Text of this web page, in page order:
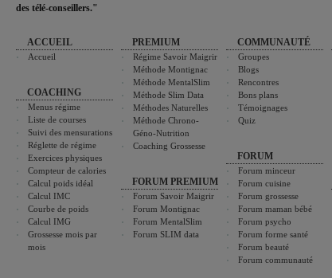
des télé-conseillers."
ACCUEIL
Accueil
COACHING
Menus régime
Liste de courses
Suivi des mensurations
Réglette de régime
Exercices physiques
Compteur de calories
Calcul poids idéal
Calcul IMC
Courbe de poids
Calcul IMG
Grossesse mois par
mois
PREMIUM
Régime Savoir Maigrir
Méthode Montignac
Méthode MentalSlim
Méthode Slim Data
Méthodes Naturelles
Méthode Chrono-
Géno-Nutrition
Coaching Grossesse
FORUM PREMIUM
Forum Savoir Maigrir
Forum Montignac
Forum MentalSlim
Forum SLIM data
COMMUNAUTÉ
Groupes
Blogs
Rencontres
Bons plans
Témoignages
Quiz
FORUM
Forum minceur
Forum cuisine
Forum grossesse
Forum maman bébé
Forum psycho
Forum forme santé
Forum beauté
Forum communauté